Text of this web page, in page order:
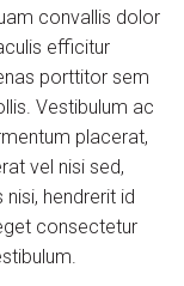
convallis dolor
efficitur
porttitor sem
Vestibulum ac
placerat,
vel nisi sed,
hendrerit id
consectetur